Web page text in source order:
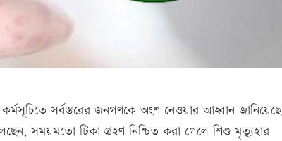
কর্মসূচিতে সর্বস্তরের জনগণকে অংশ নেওয়ার আহ্বান জানিয়েছে
সময়মতো টিকা গ্রহণ নিশ্চিত করা গেলে শিশু মৃত্যুহার